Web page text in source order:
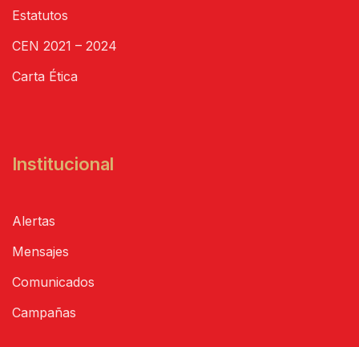
Estatutos
CEN 2021 – 2024
Carta Ética
Institucional
Alertas
Mensajes
Comunicados
Campañas